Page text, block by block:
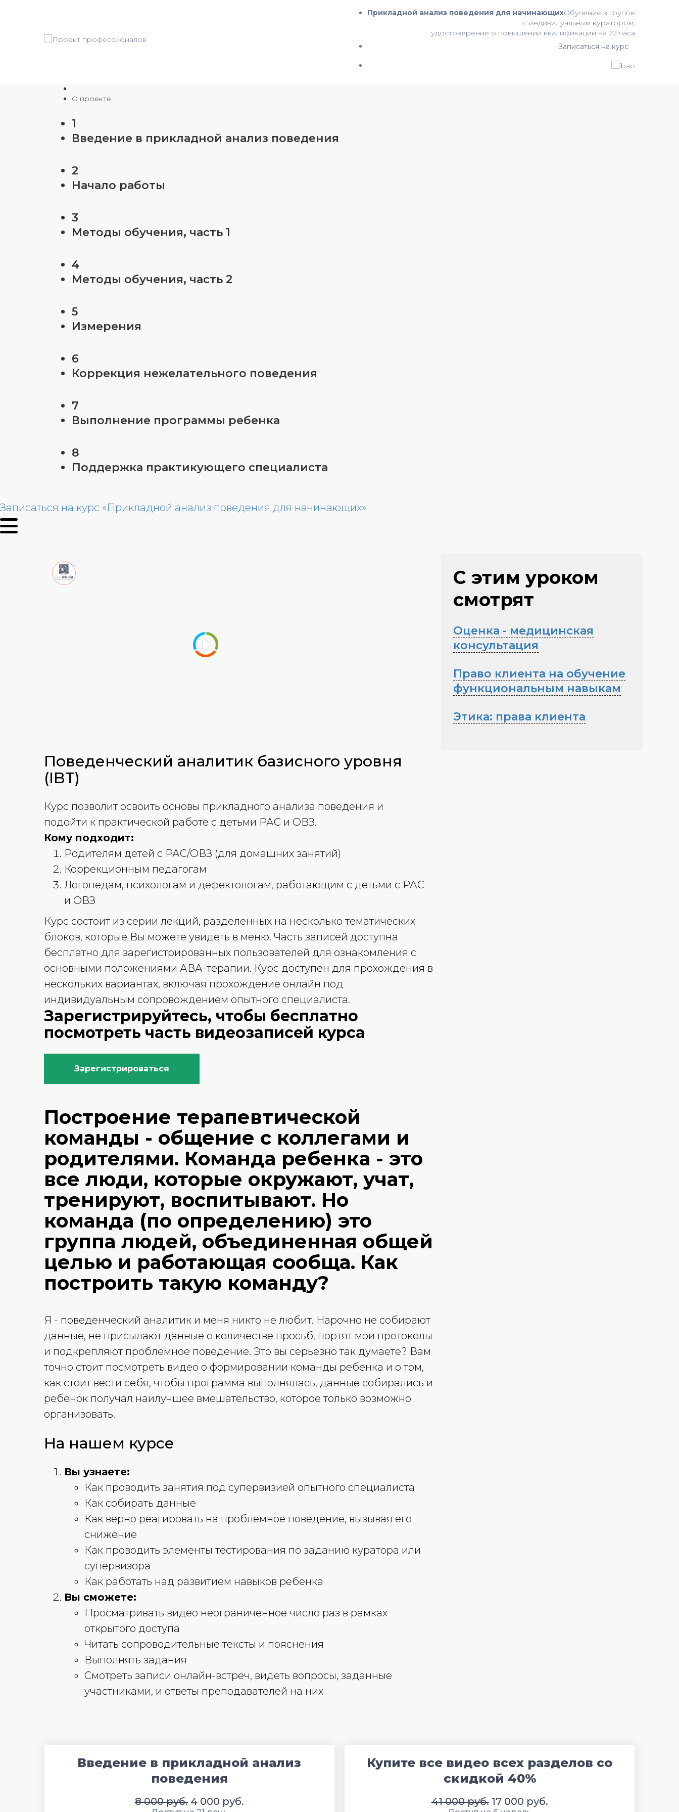
Прикладной анализ поведения для начинающихОбучение в группе
с индивидуальным куратором,
удостоверение о повышении квалификации на 72 часа
Записаться на курс
О проекте
1
Введение в прикладной анализ поведения
2
Начало работы
3
Методы обучения, часть 1
4
Методы обучения, часть 2
5
Измерения
6
Коррекция нежелательного поведения
7
Выполнение программы ребенка
8
Поддержка практикующего специалиста
Записаться на курс «Прикладной анализ поведения для начинающих»
Поведенческий аналитик базисного уровня
(IBT)
Курс позволит освоить основы прикладного анализа поведения и
подойти к практической работе с детьми РАС и ОВЗ.
Кому подходит:
Родителям детей с РАС/ОВЗ (для домашних занятий)
Коррекционным педагогам
Логопедам, психологам и дефектологам, работающим с детьми с РАС
и ОВЗ
Курс состоит из серии лекций, разделенных на несколько тематических
блоков, которые Вы можете увидеть в меню. Часть записей доступна
бесплатно для зарегистрированных пользователей для ознакомления с
основными положениями АВА-терапии. Курс доступен для прохождения в
нескольких вариантах, включая прохождение онлайн под
индивидуальным сопровождением опытного специалиста.
Зарегистрируйтесь, чтобы бесплатно
посмотреть часть видеозаписей курса
Зарегистрироваться
Построение терапевтической
команды - общение с коллегами и
родителями. Команда ребенка - это
все люди, которые окружают, учат,
тренируют, воспитывают. Но
команда (по определению) это
группа людей, объединенная общей
целью и работающая сообща. Как
построить такую команду?
Я - поведенческий аналитик и меня никто не любит. Нарочно не собирают
данные, не присылают данные о количестве просьб, портят мои протоколы
и подкрепляют проблемное поведение. Это вы серьезно так думаете? Вам
точно стоит посмотреть видео о формировании команды ребенка и о том,
как стоит вести себя, чтобы программа выполнялась, данные собирались и
ребенок получал наилучшее вмешательство, которое только возможно
организовать.
На нашем курсе
Вы узнаете:
Как проводить занятия под супервизией опытного специалиста
Как собирать данные
Как верно реагировать на проблемное поведение, вызывая его
снижение
Как проводить элементы тестирования по заданию куратора или
супервизора
Как работать над развитием навыков ребенка
Вы сможете:
Просматривать видео неограниченное число раз в рамках
открытого доступа
Читать сопроводительные тексты и пояснения
Выполнять задания
Смотреть записи онлайн-встреч, видеть вопросы, заданные
участниками, и ответы преподавателей на них
С этим уроком
смотрят
Оценка - медицинская
консультация
Право клиента на обучение
функциональным навыкам
Этика: права клиента
Введение в прикладной анализ
поведения
8 000 руб.4 000 руб.
Купите все видео всех разделов со
скидкой 40%
41 000 руб.17 000 руб.